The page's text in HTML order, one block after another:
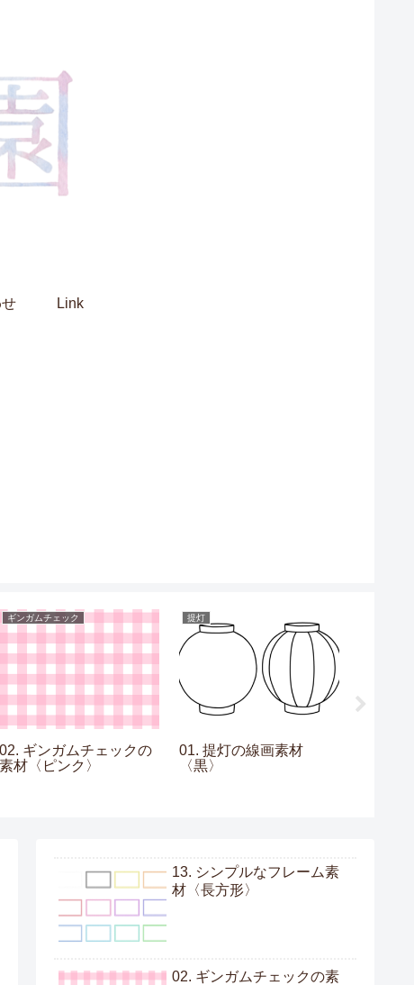
Link
ギンガムチェック
02. ギンガムチェックの
素材〈ピンク〉
提灯
01. 提灯の線画素材
〈黒〉
13. シンプルなフレーム素
材〈長方形〉
02. ギンガムチェックの素